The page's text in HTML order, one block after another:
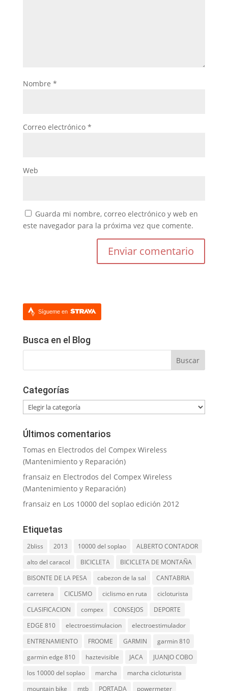
Nombre *
Correo electrónico *
Web
Guarda mi nombre, correo electrónico y web en
este navegador para la próxima vez que comente.
Sígueme en
Busca en el Blog
Categorías
Categorías
Últimos comentarios
Tomas en Electrodos del Compex Wireless
(Mantenimiento y Reparación)
fransaiz en Electrodos del Compex Wireless
(Mantenimiento y Reparación)
fransaiz en Los 10000 del soplao edición 2012
Etiquetas
2bliss 2013 10000 del soplao
ALBERTO CONTADOR
alto del caracol
BICICLETA
BICICLETA DE MONTAÑA
BISONTE DE LA PESA
cabezon de la sal
CANTABRIA
carretera
CICLISMO ciclismo en ruta
cicloturista
CLASIFICACION
compex CONSEJOS
DEPORTE
EDGE 810
electroestimulacion
electroestimulador
ENTRENAMIENTO
FROOME GARMIN
garmin 810
garmin edge 810
haztevisible JACA
JUANJO COBO
los 10000 del soplao
marcha
marcha cicloturista
mountain bike
mtb PORTADA powermeter